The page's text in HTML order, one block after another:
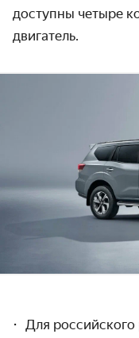
доступны четыре
двигатель.
Для